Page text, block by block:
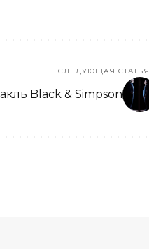
СЛЕДУЮЩАЯ СТАТЬЯ
Black & Simpson